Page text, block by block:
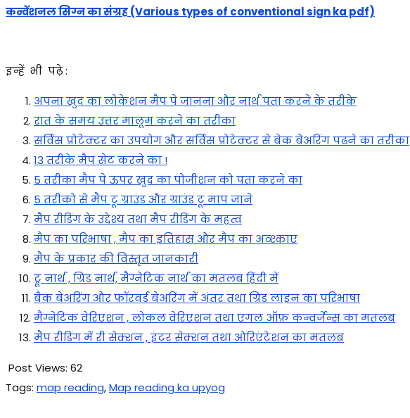
कन्वेंशनल सिग्न का संग्रह (Various types of conventional sign ka pdf)
इन्हें भी पढ़े :
अपना खुद का लोकेशन मैप पे जानना और नार्थ पता करने के तरीके
रात के समय उत्तर मालूम करने का तरीका
सर्विस प्रोटेक्टर का उपयोग और सर्विस प्रोटेक्टर से बेक बेअरिंग पढने का तरीका
13 तरीके मैप सेट करने का !
5 तरीका मैप पे ऊपर खुद का पोजीशन को पता करने का
5 तरीको से मैप टू ग्राउंड और ग्राउंड टू माप जाने
मैप रीडिंग के उद्देश्य तथा मैप रीडिंग के महत्व
मैप का परिभाषा , मैप का इतिहास और मैप का अव्श्काए
मैप के प्रकार की विस्तृत जानकारी
ट्रू नार्थ , ग्रिड नार्थ, मैग्नेटिक नार्थ का मतलब हिंदी में
बैक बेअरिंग और फॉरवर्ड बेअरिंग में अंतर तथा ग्रिड लाइन का परिभाषा
मैग्नेटिक वेरिएशन , लोकल वेरिएशन तथा एंगल ऑफ़ कन्वर्जेन्स का मतलब
मैप रीडिंग में री सेक्शन , इंटर सेक्शन तथा ओरिएंटेशन का मतलब
Post Views: 62
Tags: map reading,Map reading ka upyog